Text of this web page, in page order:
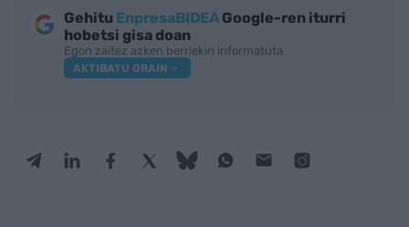
Gehitu EnpresaBIDEA Google-ren iturri
hobetsi gisa doan
Egon zaitez azken berriekin informatuta
AKTIBATU ORAIN